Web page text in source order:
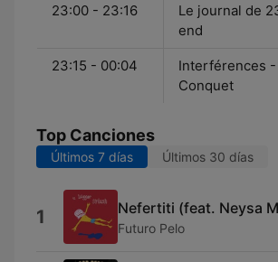
23:00 - 23:16
Le journal de
end
23:15 - 00:04
Interférences
Conquet
Top Canciones
Últimos 7 días Últimos 30 días
1 Nefertiti (feat. Neysa
Futuro Pelo